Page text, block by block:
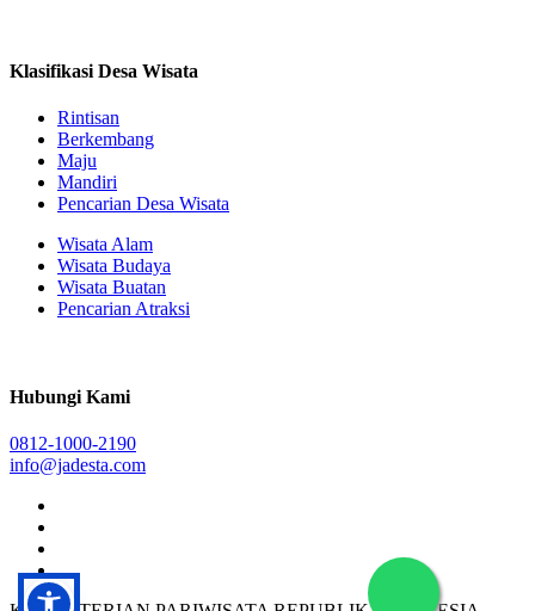
Klasifikasi Desa Wisata
Rintisan
Berkembang
Maju
Mandiri
Pencarian Desa Wisata
Wisata Alam
Wisata Budaya
Wisata Buatan
Pencarian Atraksi
Hubungi Kami
0812-1000-2190
info@jadesta.com